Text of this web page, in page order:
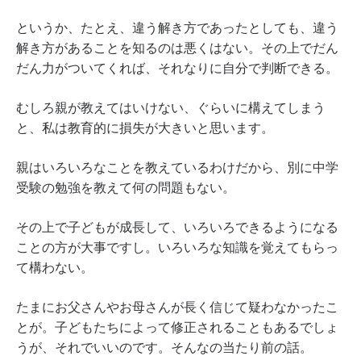
というか、たとえ、違う解き方であったとしても、違う
解き方があることを知るのは悪くはない。その上でだん
だん力がついてくれば、それなりに自分で判断できる。
むしろ親が教えてはいけない、ぐらいに構えてしまう
と、私は教育的に損失が大きいと思います。
親はいろいろなことを教えているわけだから、別に中学
受験の勉強を教えて何の問題もない。
その上で子どもが成長して、いろいろできるようになる
ことの方が大事ですし。いろいろな知識を覚えてもらっ
て構わない。
たまにお父さんやお母さんが長く信じて疑わなかったこ
とが。子どもたちによって修正されることもあるでしょ
うが、それでいいのです。そんなの当たり前の話。